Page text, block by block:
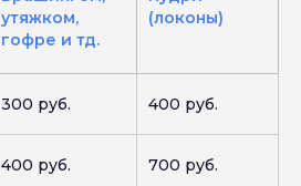
утяжком,
гофре и тд.
(локоны)
300 руб. 400 руб.
400 руб. 700 руб.